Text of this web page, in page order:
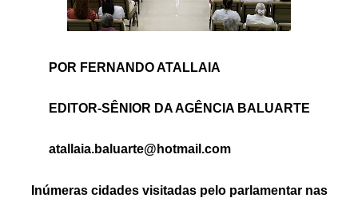
POR FERNANDO ATALLAIA
EDITOR-SÊNIOR DA AGÊNCIA BALUARTE
atallaia.baluarte@hotmail.com
Inúmeras cidades visitadas pelo parlamentar nas